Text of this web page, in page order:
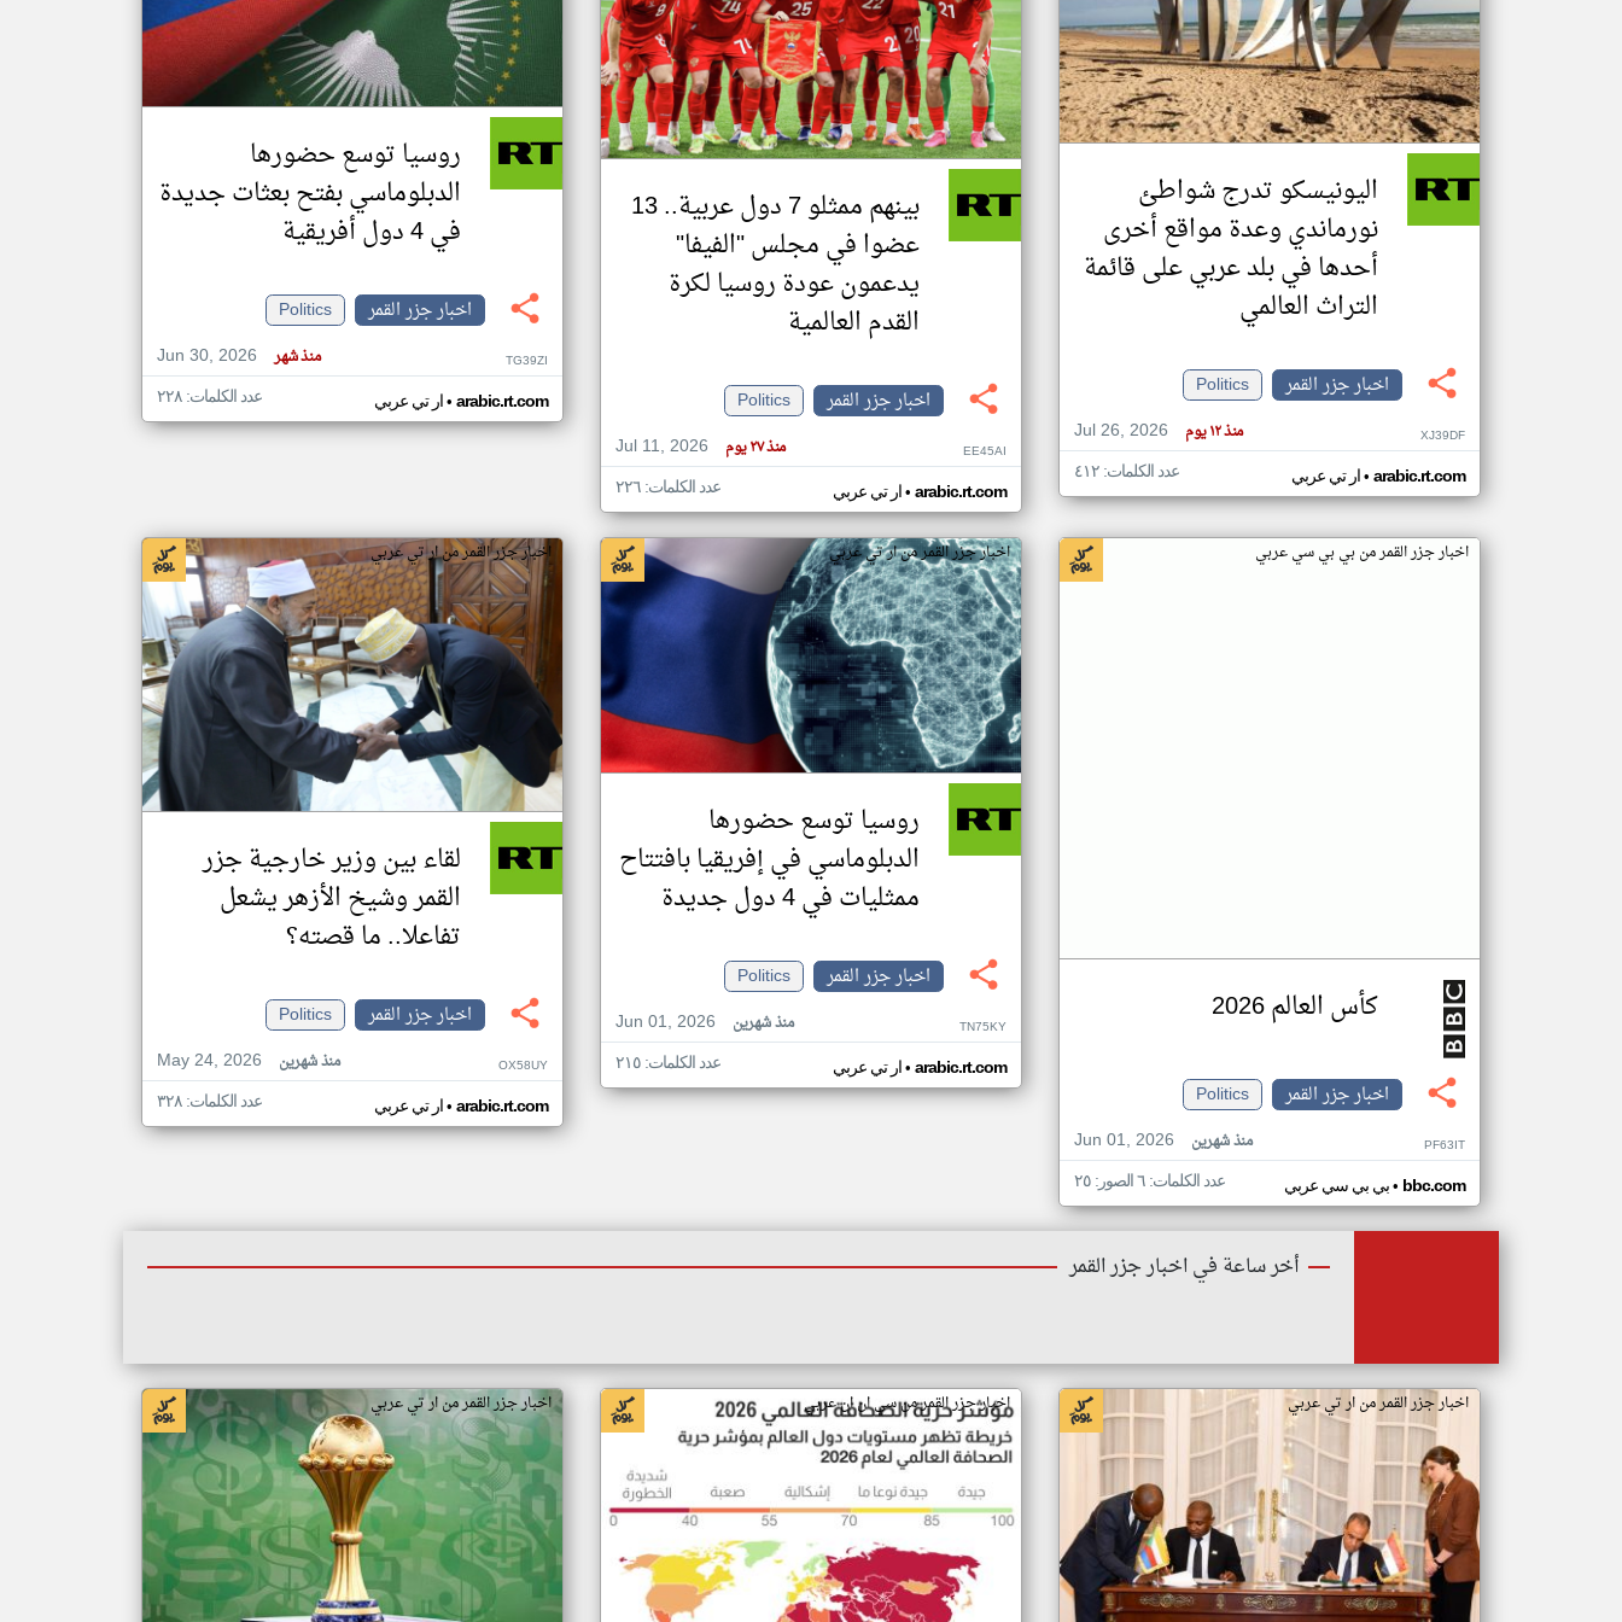
تغيير الدولة
اخبار جزر القمر على مدار الساعة
أهم اخبار جزر القمر العاجلة والمباشرة
اليونيسكو تدرج شواطئ
نورماندي وعدة مواقع أخرى
أحدها في بلد عربي على قائمة
التراث العالمي
اخبار جزر القمر
Politics
Jul 26, 2026
منذ ١٢ يوم XJ39DF
ار تي عربي• arabic.rt.com عدد الكلمات: ٤١٢
بينهم ممثلو 7 دول عربية.. 13
عضوا في مجلس "الفيفا"
يدعمون عودة روسيا لكرة
القدم العالمية
اخبار جزر القمر
Politics
Jul 11, 2026
منذ ٢٧ يوم EE45AI
ار تي عربي• arabic.rt.com عدد الكلمات: ٢٢٦
روسيا توسع حضورها
الدبلوماسي بفتح بعثات جديدة
في 4 دول أفريقية
اخبار جزر القمر
Politics
Jun 30, 2026
منذ شهر TG39ZI
ار تي عربي• arabic.rt.com عدد الكلمات: ٢٢٨
اخبار جزر القمر من بي بي سي عربي
كأس العالم 2026
اخبار جزر القمر
Politics
Jun 01, 2026
منذ شهرين PF63IT
بي بي سي عربي• bbc.com عدد الكلمات: ٦ الصور: ٢٥
اخبار جزر القمر من ار تي عربي
روسيا توسع حضورها
الدبلوماسي في إفريقيا بافتتاح
ممثليات في 4 دول جديدة
اخبار جزر القمر
Politics
Jun 01, 2026
منذ شهرين TN75KY
ار تي عربي• arabic.rt.com عدد الكلمات: ٢١٥
اخبار جزر القمر من ار تي عربي
لقاء بين وزير خارجية جزر
القمر وشيخ الأزهر يشعل
تفاعلا.. ما قصته؟
اخبار جزر القمر
Politics
May 24, 2026
منذ شهرين OX58UY
ار تي عربي• arabic.rt.com عدد الكلمات: ٣٢٨
أخر ساعة في اخبار جزر القمر
اخبار جزر القمر من ار تي عربي اخبار جزر القمر من سي ان ان عربي اخبار جزر القمر من ار تي عربي
klyoum.com